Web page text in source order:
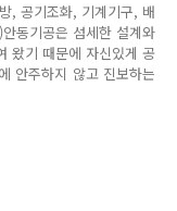
, 공기조화, 기계기구, 배
동기공은 섬세한 설계와
왔기 때문에 자신있게 공
안주하지 않고 진보하는